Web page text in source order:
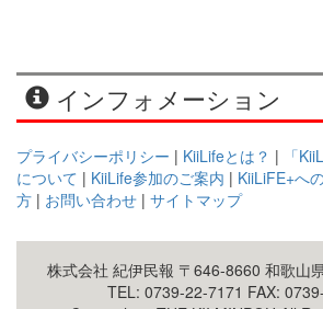
インフォメーション
プライバシーポリシー | KiiLifeとは？ |
「
について | KiiLife参加のご案内 | KiiLiFE+へ
方 | お問い合わせ | サイトマップ
株式会社 紀伊民報 〒646-8660 和歌山
TEL: 0739-22-7171 FAX: